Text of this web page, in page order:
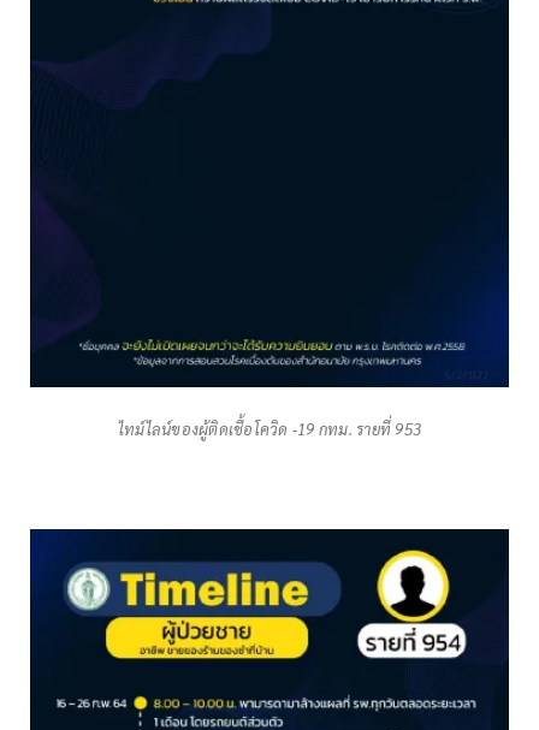
ไทม์ไลน์ของผู้ติดเชื้อโควิด -19 กทม. รายที่ 953